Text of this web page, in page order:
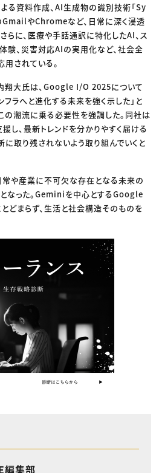
る資料作成、AI生成物の識別技術「Sy
やChromeなど、日常に深く浸透
らに、医療や手話通訳に特化したAI、ス
験、災害対応AIの実用化など、社会全
されている。
翔大氏は、Google I/O 2025について
ラへと進化する未来を強く示した」と
の潮流に乗る必要性を強調した。同社は
し、最新トレンドを分かりやすく届ける
に取り残されないよう取り組んでいくと
や産業に不可欠な存在となる未来の
なった。Geminiを中心とするGoogle
どまらず、生活と社会構造そのものを
編集部